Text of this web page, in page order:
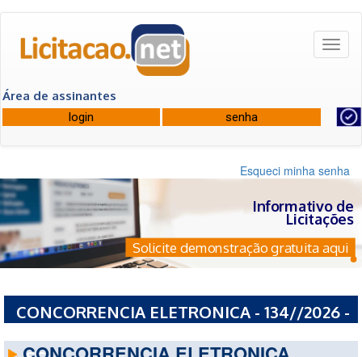
Área de assinantes
Esqueci minha senha
Informativo de
Licitações
Solicite demonstração gratuita aqui
CONCORRENCIA ELETRONICA - 134//2026 -